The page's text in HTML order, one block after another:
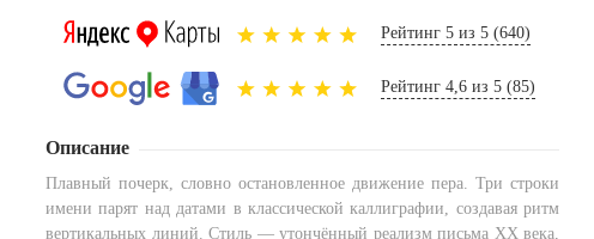
Рейтинг 5 из 5 (640)
Рейтинг 4,6 из 5 (85)
Описание
Плавный почерк, словно остановленное движение пера. Три строки
имени парят над датами в классической каллиграфии, создавая ритм
вертикальных линий. Стиль — утончённый реализм письма XX века,